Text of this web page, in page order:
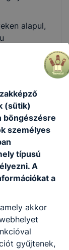
alapul,
távú
digitális
(sütik)
böngészésre
személyes
típusú
A
a
akkor
gyűjtenek,